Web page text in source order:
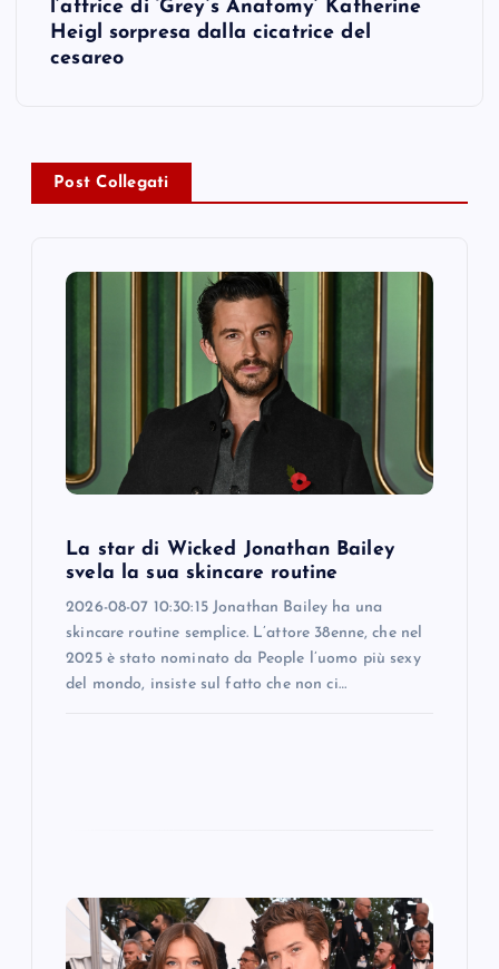
l’attrice di ‘Grey’s Anatomy’ Katherine
Heigl sorpresa dalla cicatrice del
cesareo
Post Collegati
La star di Wicked Jonathan Bailey
svela la sua skincare routine
2026-08-07 10:30:15 Jonathan Bailey ha una
skincare routine semplice. L’attore 38enne, che nel
2025 è stato nominato da People l’uomo più sexy
del mondo, insiste sul fatto che non ci…